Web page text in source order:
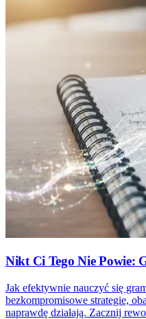
Nikt Ci Tego Nie Powie:
Jak efektywnie nauczyć się
bezkompromisowe strategie,
naprawdę działają. Zacznij